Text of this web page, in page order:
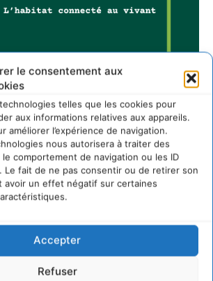
le consentement aux
telles que les cookies pour
aux informations relatives aux appareils.
améliorer l’expérience de navigation.
nous autorisera à traiter des
comportement de navigation ou les ID
Le fait de ne pas consentir ou de retirer son
avoir un effet négatif sur certaines
Accepter
Refuser
Cdurable
a perdu sa mémoire
attention aux espèces vivantes
les communs de Zoepolis